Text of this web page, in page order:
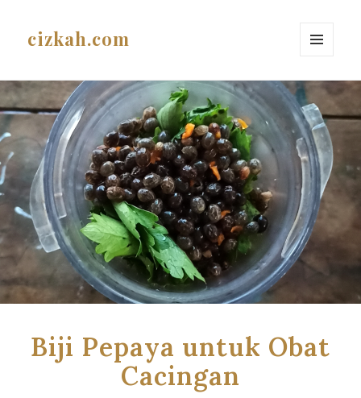
cizkah.com
WIDGETS
Biji Pepaya untuk Obat
Cacingan